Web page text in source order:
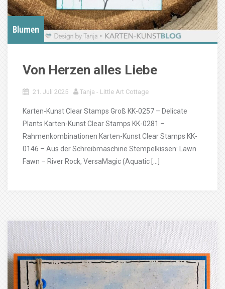
Blumen
Von Herzen alles Liebe
21. Juli 2025 Tanja - Little Art Cottage
Karten-Kunst Clear Stamps Groß KK-0257 – Delicate
Plants Karten-Kunst Clear Stamps KK-0281 –
Rahmenkombinationen Karten-Kunst Clear Stamps KK-
0146 – Aus der Schreibmaschine Stempelkissen: Lawn
Fawn – River Rock, VersaMagic (Aquatic […]